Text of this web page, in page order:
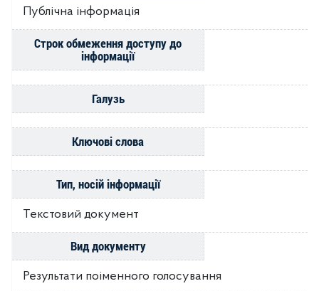
Публічна інформація
Строк обмеження доступу до
інформації
Галузь
Ключові слова
Тип, носій інформації
Текстовий документ
Вид документу
Результати поіменного голосування